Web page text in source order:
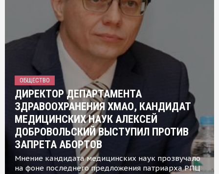
ОБЩЕСТВО
ДИРЕКТОР ДЕПАРТАМЕНТА
ЗДРАВООХРАНЕНИЯ ХМАО, КАНДИДАТ
МЕДИЦИНСКИХ НАУК АЛЕКСЕЙ
ДОБРОВОЛЬСКИЙ ВЫСТУПИЛ ПРОТИВ
ЗАПРЕТА АБОРТОВ
Мнение кандидата медицинских наук прозвучало
на фоне последнего предложения патриарха РПЦ